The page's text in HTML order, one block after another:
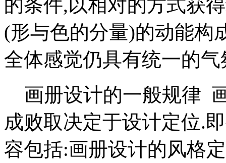
的条件,以相对的方式获
(形与色的分量)的动能构
全体感觉仍具有统一的
画册设计的一般规律
成败取决定于设计定位.
容包括:画册设计的风格